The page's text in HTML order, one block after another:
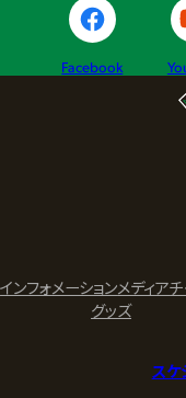
Facebook
インフォメーションメディア
グッズ
スケ